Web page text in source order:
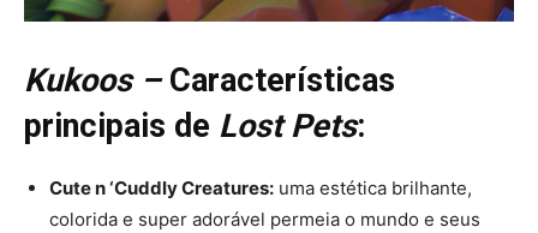
Kukoos –Características
principais de Lost Pets:
Cute n ‘Cuddly Creatures: uma estética brilhante,
colorida e super adorável permeia o mundo e seus